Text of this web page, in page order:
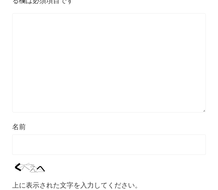
名前
上に表示された文字を入力してください。